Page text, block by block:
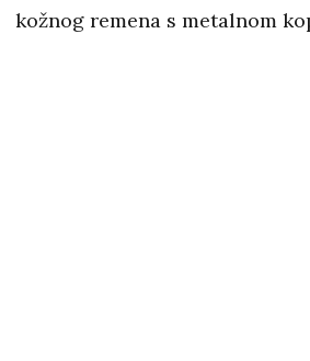
kožnog remena s metalnom